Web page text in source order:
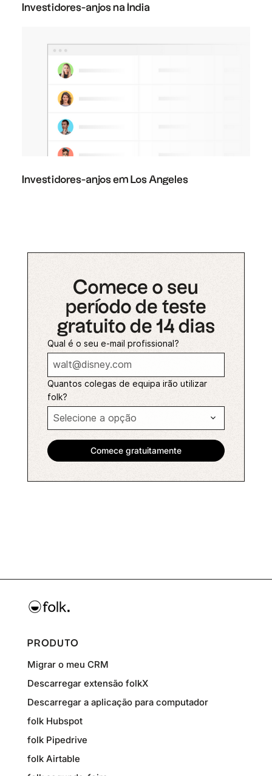
Investidores-anjos na Índia
Investidores-anjos em Los Angeles
Comece o seu
período de teste
gratuito de 14 dias
Qual é o seu e-mail profissional?
Quantos colegas de equipa irão utilizar
folk?
PRODUTO
Migrar o meu CRM
Descarregar extensão folkX
Descarregar a aplicação para computador
folk Hubspot
folk Pipedrive
folk Airtable